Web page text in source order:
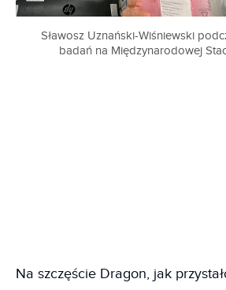
Sławosz Uznański-Wiśniewski
badań na Międzynarodowej
Na szczęście Dragon, jak